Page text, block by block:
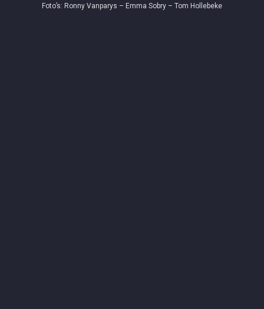
Foto’s: Ronny Vanparys – Emma Sobry – Tom Hollebeke